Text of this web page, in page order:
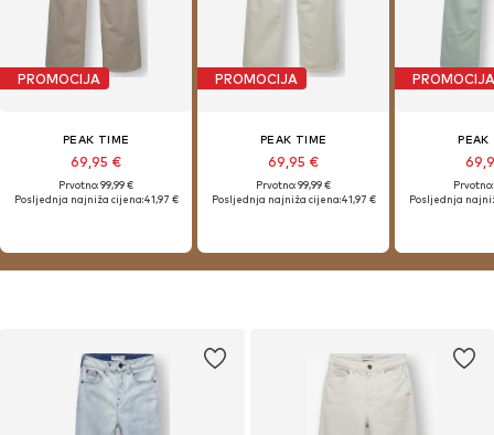
PROMOCIJA
PEAK TIME
69,95 €
Prvotno: 99,99 €
Posljednja najniža cijena:41,97 €
PROMOCIJA
PEAK TIME
69,95 €
Prvotno: 99,99 €
Posljednja najniža cijena:41,97 €
PEAK
Posljednja